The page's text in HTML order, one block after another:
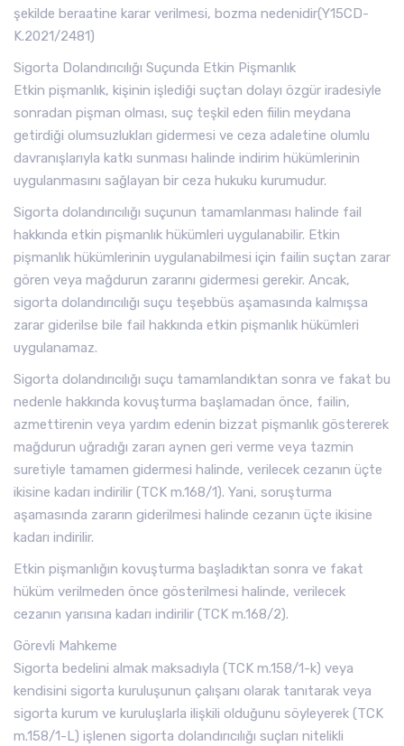
şekilde beraatine karar verilmesi, bozma nedenidir(Y15CD-
K.2021/2481)
Sigorta Dolandırıcılığı Suçunda Etkin Pişmanlık
Etkin pişmanlık, kişinin işlediği suçtan dolayı özgür iradesiyle
sonradan pişman olması, suç teşkil eden fiilin meydana
getirdiği olumsuzlukları gidermesi ve ceza adaletine olumlu
davranışlarıyla katkı sunması halinde indirim hükümlerinin
uygulanmasını sağlayan bir ceza hukuku kurumudur.
Sigorta dolandırıcılığı suçunun tamamlanması halinde fail
hakkında etkin pişmanlık hükümleri uygulanabilir. Etkin
pişmanlık hükümlerinin uygulanabilmesi için failin suçtan zarar
gören veya mağdurun zararını gidermesi gerekir. Ancak,
sigorta dolandırıcılığı suçu teşebbüs aşamasında kalmışsa
zarar giderilse bile fail hakkında etkin pişmanlık hükümleri
uygulanamaz.
Sigorta dolandırıcılığı suçu tamamlandıktan sonra ve fakat bu
nedenle hakkında kovuşturma başlamadan önce, failin,
azmettirenin veya yardım edenin bizzat pişmanlık göstererek
mağdurun uğradığı zararı aynen geri verme veya tazmin
suretiyle tamamen gidermesi halinde, verilecek cezanın üçte
ikisine kadarı indirilir (TCK m.168/1). Yani, soruşturma
aşamasında zararın giderilmesi halinde cezanın üçte ikisine
kadarı indirilir.
Etkin pişmanlığın kovuşturma başladıktan sonra ve fakat
hüküm verilmeden önce gösterilmesi halinde, verilecek
cezanın yarısına kadarı indirilir (TCK m.168/2).
Görevli Mahkeme
Sigorta bedelini almak maksadıyla (TCK m.158/1-k) veya
kendisini sigorta kuruluşunun çalışanı olarak tanıtarak veya
sigorta kurum ve kuruluşlarla ilişkili olduğunu söyleyerek (TCK
m.158/1-L) işlenen sigorta dolandırıcılığı suçları nitelikli